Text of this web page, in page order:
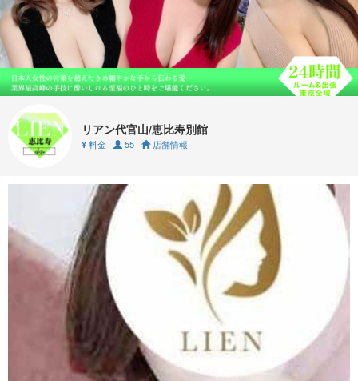
リアン代官山/恵比寿別館
¥ 料金 55 店舗情報